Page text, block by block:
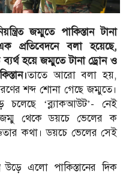
জম্মুতে পাকিস্তান টানা
প্রতিবেদনে বলা হয়েছে,
হয়ে জম্মুতে টানা ড্রোন ও
তাতে আরো বলা হয়,
শব্দ শোনা গেছে জম্মুতে।
‘ব্ল্যাকআউট’- নেই
জম্মু থেকে ডয়চে ভেলের ক
কথা। ডয়চে ভেলের সেই
উড়ে এলো পাকিস্তানের দিক